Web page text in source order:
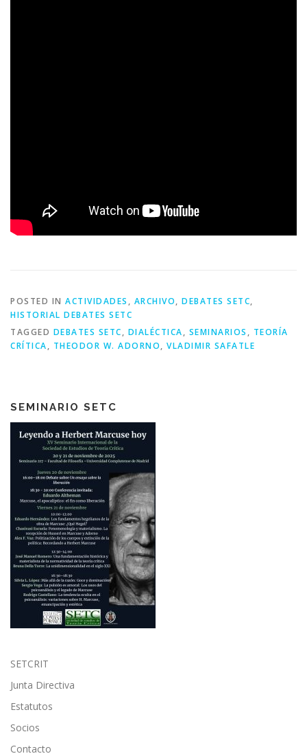
POSTED IN ACTIVIDADES , ARCHIVO, DEBATES SETC,
HISTORIAL DEBATES SETC
TAGGED DEBATES SETC, DIALÉCTICA, SEMINARIOS , TEORÍA
CRÍTICA, THEODOR W. ADORNO, VLADIMIR SAFATLE
SEMINARIO SETC
SETCRIT
Junta Directiva
Estatutos
Socios
Contacto